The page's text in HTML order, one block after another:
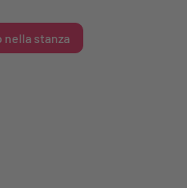
stanza